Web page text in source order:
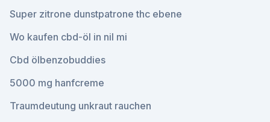
Super zitrone dunstpatrone thc ebene
Wo kaufen cbd-öl in nil mi
Cbd ölbenzobuddies
5000 mg hanfcreme
Traumdeutung unkraut rauchen